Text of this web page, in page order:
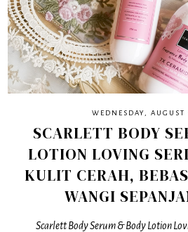
WEDNESDAY, AUGUST
SCARLETT BODY
LOTION LOVING
KULIT CERAH,
WANGI
Scarlett Body Serum & Body Lotion